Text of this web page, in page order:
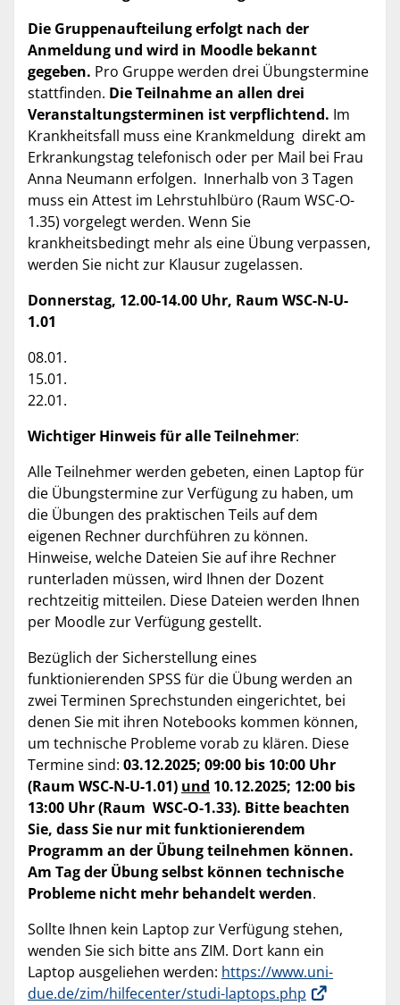
Die Gruppenaufteilung erfolgt nach der
Anmeldung und wird in Moodle bekannt
gegeben. Pro Gruppe werden drei Übungstermine
stattfinden. Die Teilnahme an allen drei
Veranstaltungsterminen ist verpflichtend. Im
Krankheitsfall muss eine Krankmeldung direkt am
Erkrankungstag telefonisch oder per Mail bei Frau
Anna Neumann erfolgen. Innerhalb von 3 Tagen
muss ein Attest im Lehrstuhlbüro (Raum WSC-O-
1.35) vorgelegt werden. Wenn Sie
krankheitsbedingt mehr als eine Übung verpassen,
werden Sie nicht zur Klausur zugelassen.
Donnerstag, 12.00-14.00 Uhr, Raum WSC-N-U-
1.01
08.01.
15.01.
22.01.
Wichtiger Hinweis für alle Teilnehmer:
Alle Teilnehmer werden gebeten, einen Laptop für
die Übungstermine zur Verfügung zu haben, um
die Übungen des praktischen Teils auf dem
eigenen Rechner durchführen zu können.
Hinweise, welche Dateien Sie auf ihre Rechner
runterladen müssen, wird Ihnen der Dozent
rechtzeitig mitteilen. Diese Dateien werden Ihnen
per Moodle zur Verfügung gestellt.
Bezüglich der Sicherstellung eines
funktionierenden SPSS für die Übung werden an
zwei Terminen Sprechstunden eingerichtet, bei
denen Sie mit ihren Notebooks kommen können,
um technische Probleme vorab zu klären. Diese
Termine sind: 03.12.2025; 09:00 bis 10:00 Uhr
(Raum WSC-N-U-1.01) und 10.12.2025; 12:00 bis
13:00 Uhr (Raum WSC-O-1.33). Bitte beachten
Sie, dass Sie nur mit funktionierendem
Programm an der Übung teilnehmen können.
Am Tag der Übung selbst können technische
Probleme nicht mehr behandelt werden.
Sollte Ihnen kein Laptop zur Verfügung stehen,
wenden Sie sich bitte ans ZIM. Dort kann ein
Laptop ausgeliehen werden: https://www.uni-
due.de/zim/hilfecenter/studi-laptops.php